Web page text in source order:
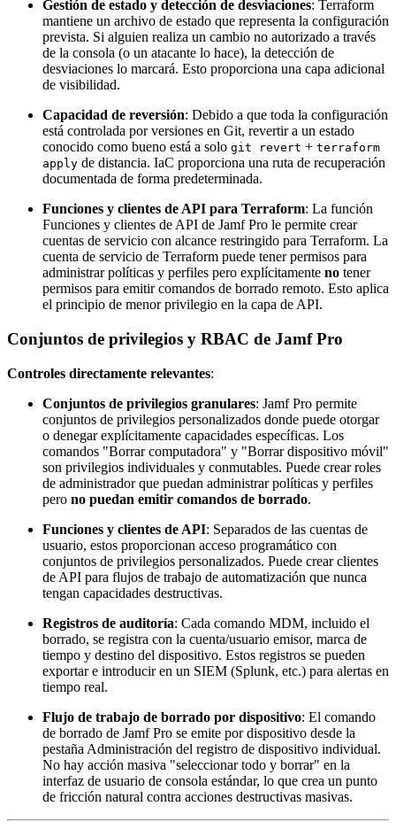
Gestión de estado y detección de desviaciones: Terraform
mantiene un archivo de estado que representa la configuración
prevista. Si alguien realiza un cambio no autorizado a través
de la consola (o un atacante lo hace), la detección de
desviaciones lo marcará. Esto proporciona una capa adicional
de visibilidad.
Capacidad de reversión: Debido a que toda la configuración
está controlada por versiones en Git, revertir a un estado
conocido como bueno está a solo git revert + terraform
apply de distancia. IaC proporciona una ruta de recuperación
documentada de forma predeterminada.
Funciones y clientes de API para Terraform: La función
Funciones y clientes de API de Jamf Pro le permite crear
cuentas de servicio con alcance restringido para Terraform. La
cuenta de servicio de Terraform puede tener permisos para
administrar políticas y perfiles pero explícitamente no tener
permisos para emitir comandos de borrado remoto. Esto aplica
el principio de menor privilegio en la capa de API.
Conjuntos de privilegios y RBAC de Jamf Pro
Controles directamente relevantes:
Conjuntos de privilegios granulares: Jamf Pro permite
conjuntos de privilegios personalizados donde puede otorgar
o denegar explícitamente capacidades específicas. Los
comandos "Borrar computadora" y "Borrar dispositivo móvil"
son privilegios individuales y conmutables. Puede crear roles
de administrador que puedan administrar políticas y perfiles
pero no puedan emitir comandos de borrado.
Funciones y clientes de API: Separados de las cuentas de
usuario, estos proporcionan acceso programático con
conjuntos de privilegios personalizados. Puede crear clientes
de API para flujos de trabajo de automatización que nunca
tengan capacidades destructivas.
Registros de auditoría: Cada comando MDM, incluido el
borrado, se registra con la cuenta/usuario emisor, marca de
tiempo y destino del dispositivo. Estos registros se pueden
exportar e introducir en un SIEM (Splunk, etc.) para alertas en
tiempo real.
Flujo de trabajo de borrado por dispositivo: El comando
de borrado de Jamf Pro se emite por dispositivo desde la
pestaña Administración del registro de dispositivo individual.
No hay acción masiva "seleccionar todo y borrar" en la
interfaz de usuario de consola estándar, lo que crea un punto
de fricción natural contra acciones destructivas masivas.